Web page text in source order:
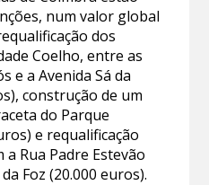
num valor global
dos
Coelho, entre as
e a Avenida Sá da
construção de um
do Parque
e requalificação
a Rua Padre Estevão
Foz (20.000 euros).